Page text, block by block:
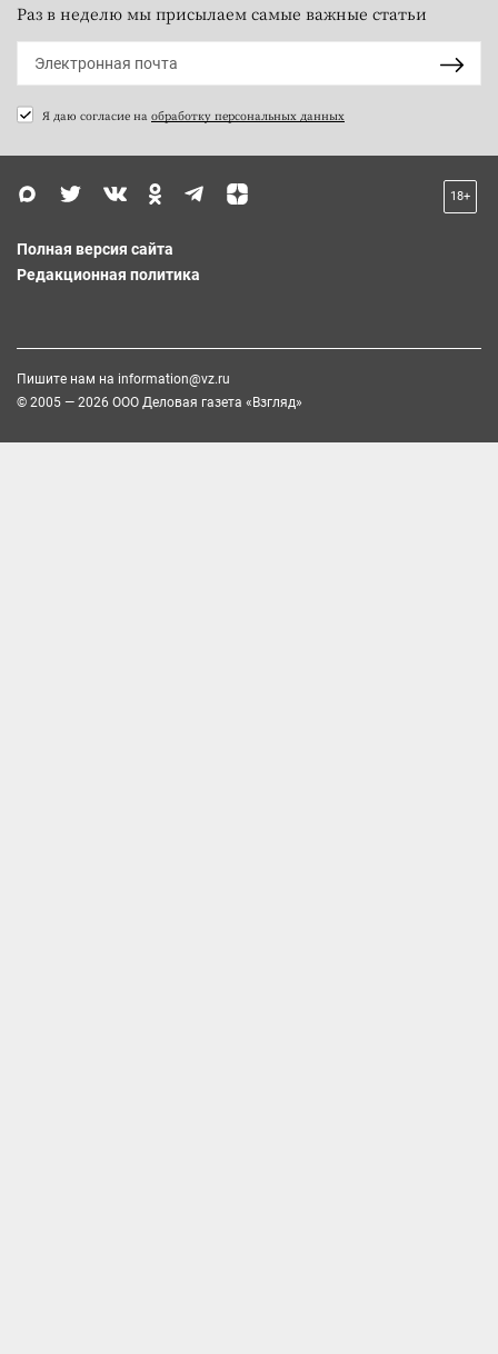
Раз в неделю мы присылаем самые важные статьи
Я даю согласие на обработку персональных данных
18+
Полная версия сайта
Редакционная политика
Пишите нам на information@vz.ru
© 2005 — 2026 ООО Деловая газета «Взгляд»